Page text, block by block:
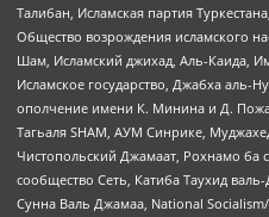
Талибан, Исламская партия
Общество возрождения исламского
Шам, Исламский джихад, Аль-Каида,
Исламское государство, Джабха
ополчение имени К. Минина и Д.
Тагьаля SHAM, АУМ Синрике,
Чистопольский Джамаат, Рохнамо ба
сообщество Сеть, Катиба Таухид
Сунна Валь Джамаа, National